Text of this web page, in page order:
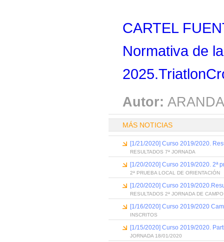
CARTEL
Normativa de
Autor:
MÁS NOTICIAS
[1/21/2020] Curso 2019/2020.
RESULTADOS 7ª JORNADA
[1/20/2020] Curso 2019/2020. 2ª
2ª PRUEBA LOCAL DE ORIENTACIÓN
[1/20/2020] Curso 2019/
RESULTADOS 2ª JORNADA DE
[1/16/2020] Curso 2019/2020
INSCRITOS
[1/15/2020] Curso 2019/2020.
JORNADA 18/01/2020